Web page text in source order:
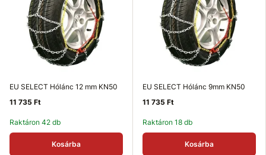
EU SELECT Hólánc 12 mm KN50
11 735 Ft
Raktáron 42 db
Kosárba
EU SELECT Hólánc 9mm KN50
11 735 Ft
Raktáron 18 db
Kosárba